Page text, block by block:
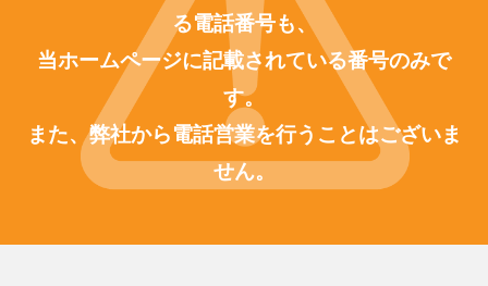
る電話番号も、
当ホームページに記載されている番号のみで
す。
また、弊社から電話営業を行うことはございま
せん。